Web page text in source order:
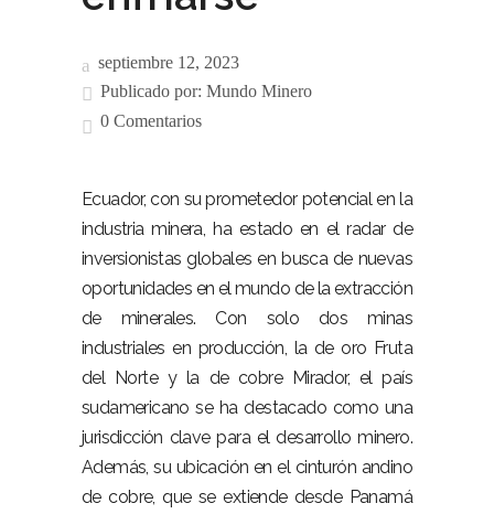
septiembre 12, 2023
Publicado por: Mundo Minero
0 Comentarios
Ecuador, con su prometedor potencial en la
industria minera, ha estado en el radar de
inversionistas globales en busca de nuevas
oportunidades en el mundo de la extracción
de minerales. Con solo dos minas
industriales en producción, la de oro Fruta
del Norte y la de cobre Mirador, el país
sudamericano se ha destacado como una
jurisdicción clave para el desarrollo minero.
Además, su ubicación en el cinturón andino
de cobre, que se extiende desde Panamá